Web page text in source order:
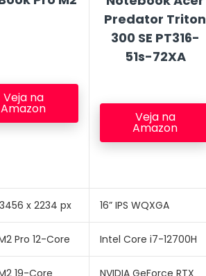
Veja na
Amazon
3456 x 2234 px
Pro 12-Core
Predator Triton
300 SE PT316-
51s-72XA
Veja na
Amazon
16” IPS WQXGA
Intel Core i7-12700H